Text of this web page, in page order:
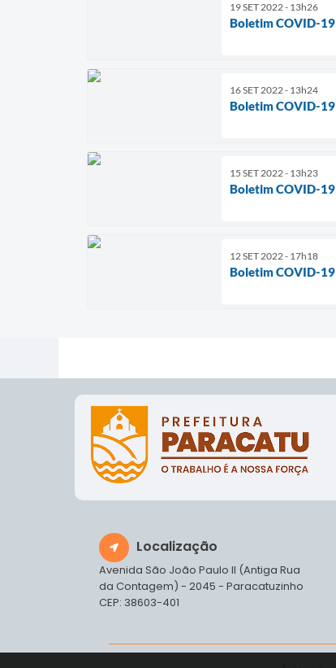
19 SET 2022 - 13h26
Boletim COVID-19
16 SET 2022 - 13h24
Boletim COVID-19
15 SET 2022 - 13h23
Boletim COVID-19
12 SET 2022 - 17h18
Boletim COVID-19
Localização
Avenida São João Paulo II (Antiga Rua
da Contagem) - 2045 - Paracatuzinho
CEP: 38603-401